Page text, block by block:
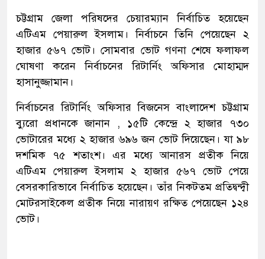
চট্টগ্রাম জেলা পরিষদের চেয়ারম্যান নির্বাচিত হয়েছেন
এটিএম পেয়ারুল ইসলাম। নির্বাচনে তিনি পেয়েছেন ২
হাজার ৫৬৭ ভোট। সোমবার ভোট গণনা শেষে ফলাফল
ঘোষণা করেন নির্বাচনের রিটার্নিং অফিসার মোহাম্মদ
হাসানুজ্জামান।
নির্বাচনের রিটার্নিং অফিসার বিজনেস বাংলাদেশ চট্টগ্রাম
ব্যুরো প্রধানকে জানান , ১৫টি কেন্দ্রে ২ হাজার ৭৩০
ভোটারের মধ্যে ২ হাজার ৬৯৬ জন ভোট দিয়েছেন। যা ৯৮
দশমিক ৭৫ শতাংশ। এর মধ্যে আনারস প্রতীক নিয়ে
এটিএম পেয়ারুল ইসলাম ২ হাজার ৫৬৭ ভোট পেয়ে
বেসরকারিভাবে নির্বাচিত হয়েছেন। তাঁর নিকটতম প্রতিদ্বন্দ্বী
মোটরসাইকেল প্রতীক নিয়ে নারায়ণ রক্ষিত পেয়েছেন ১২৪
ভোট।